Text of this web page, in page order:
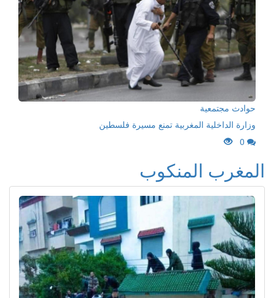
حوادث مجتمعية
وزارة الداخلية المغربية تمنع مسيرة فلسطين
المغرب المنكوب